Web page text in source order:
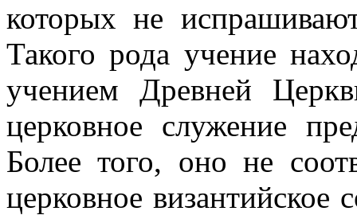
которых не
Такого рода учение
учением Древней
церковное служение
Более того, оно не
церковное